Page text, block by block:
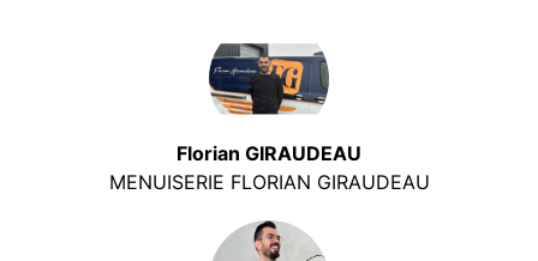
Florian GIRAUDEAU
MENUISERIE FLORIAN GIRAUDEAU